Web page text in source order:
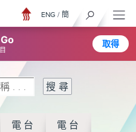
取得
ENG / 簡
電台 電台